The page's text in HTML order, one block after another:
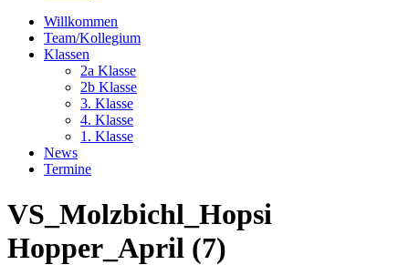
Willkommen
Team/Kollegium
Klassen
2a Klasse
2b Klasse
3. Klasse
4. Klasse
1. Klasse
News
Termine
VS_Molzbichl_Hopsi
Hopper_April (7)